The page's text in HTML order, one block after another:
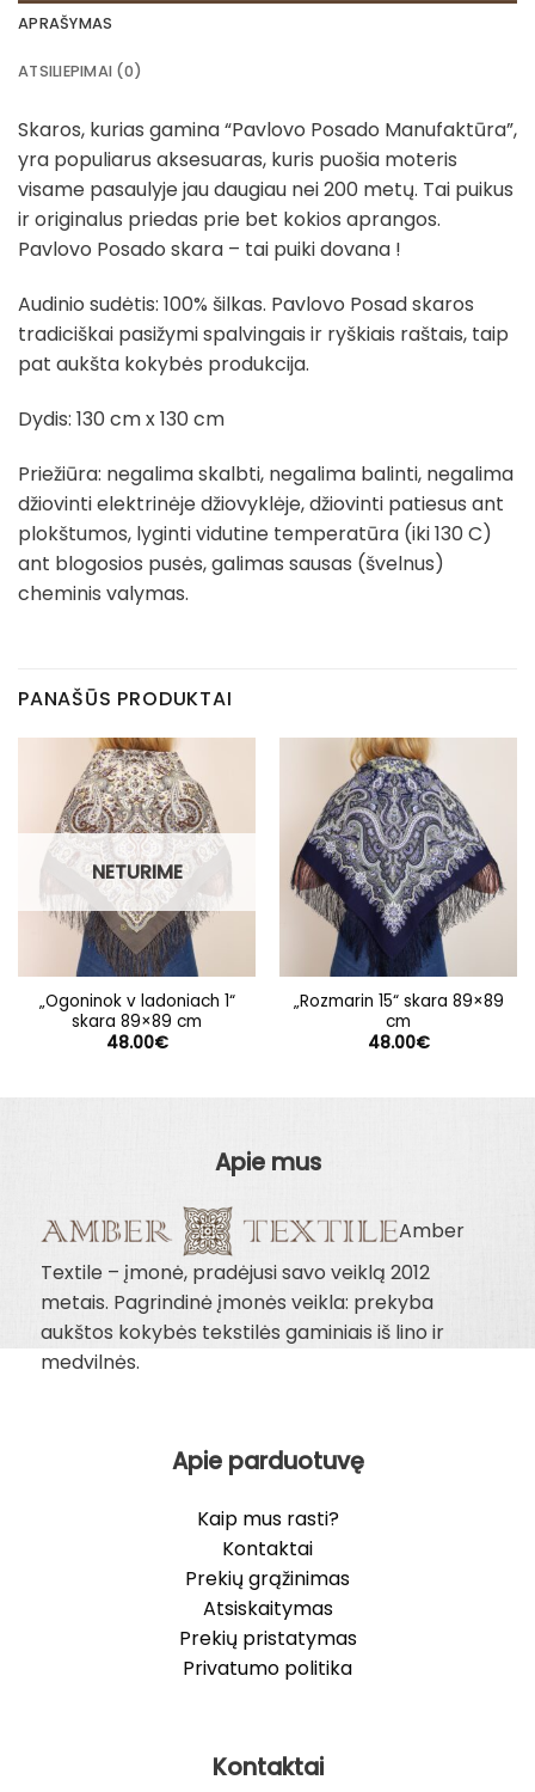
APRAŠYMAS
ATSILIEPIMAI (0)
Skaros, kurias gamina “Pavlovo Posado Manufaktūra”,
yra populiarus aksesuaras, kuris puošia moteris
visame pasaulyje jau daugiau nei 200 metų. Tai puikus
ir originalus priedas prie bet kokios aprangos.
Pavlovo Posado skara – tai puiki dovana !
Audinio sudėtis: 100% šilkas. Pavlovo Posad skaros
tradiciškai pasižymi spalvingais ir ryškiais raštais, taip
pat aukšta kokybės produkcija.
Dydis: 130 cm x 130 cm
Priežiūra: negalima skalbti, negalima balinti, negalima
džiovinti elektrinėje džiovyklėje, džiovinti patiesus ant
plokštumos, lyginti vidutine temperatūra (iki 130 C)
ant blogosios pusės, galimas sausas (švelnus)
cheminis valymas.
PANAŠŪS PRODUKTAI
NETURIME
„Ogoninok v ladoniach 1“
skara 89×89 cm
48.00€
„Rozmarin 15“ skara 89×89
cm
48.00€
Apie mus
Amber
Textile – įmonė, pradėjusi savo veiklą 2012
metais. Pagrindinė įmonės veikla: prekyba
aukštos kokybės tekstilės gaminiais iš lino ir
medvilnės.
Apie parduotuvę
Kaip mus rasti?
Kontaktai
Prekių grąžinimas
Atsiskaitymas
Prekių pristatymas
Privatumo politika
Kontaktai